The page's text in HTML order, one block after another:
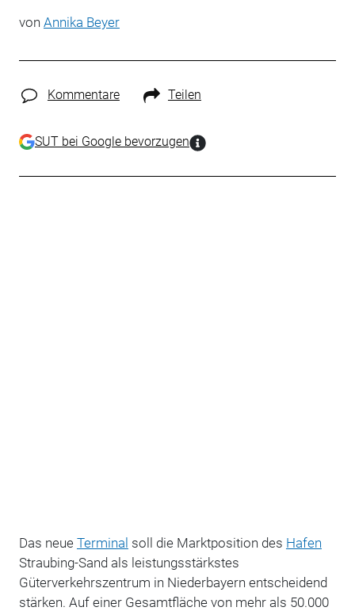
von Annika Beyer
Kommentare Teilen
SUT bei Google bevorzugen
Das neue Terminal soll die Marktposition des Hafen
Straubing-Sand als leistungsstärkstes
Güterverkehrszentrum in Niederbayern entscheidend
stärken. Auf einer Gesamtfläche von mehr als 50.000